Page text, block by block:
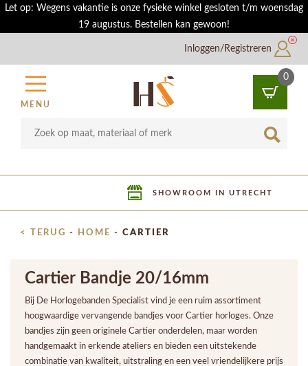
Let op: Wegens vakantie is onze fysieke winkel gesloten t/m woensdag
19 augustus. Bestellen kan gewoon!
Inloggen/Registreren
MENU
0
SHOWROOM IN UTRECHT
< TERUG - HOME - CARTIER
Cartier Bandje 20/16mm
Bij De Horlogebanden Specialist vind je een ruim assortiment
hoogwaardige vervangende bandjes voor Cartier horloges. Onze
bandjes zijn geen originele Cartier onderdelen, maar worden
handgemaakt in erkende ateliers en bieden een uitstekende
combinatie van kwaliteit, uitstraling en een veel vriendelijkere prijs